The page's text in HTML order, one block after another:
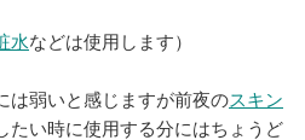
水などは使用します）
は弱いと感じますが前夜のスキン
たい時に使用する分にはちょうど